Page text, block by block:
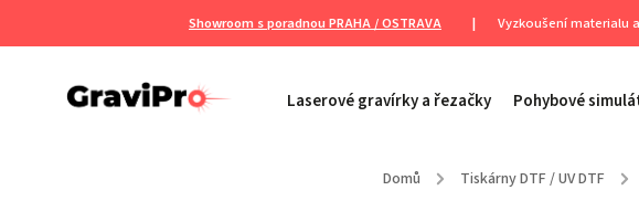
Showroom s poradnou PRAHA / OSTRAVA | Vyzkoušení materialu
Laserové gravírky a řezačky Pohybové
Domů / Tiskárny DTF / UV DTF /